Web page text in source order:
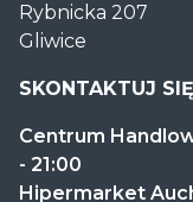
Handlowe
Auchan
Gliwice
Rybnicka 207
Gliwice
SKONTAKTUJ
Centrum
- 21:00
Hipermarket